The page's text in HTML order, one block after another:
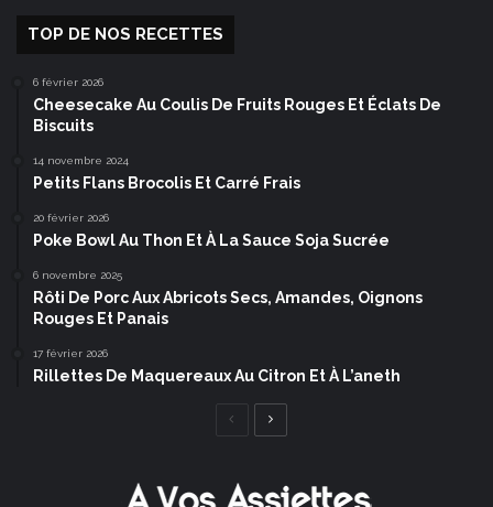
TOP DE NOS RECETTES
6 février 2026
Cheesecake Au Coulis De Fruits Rouges Et Éclats De
Biscuits
14 novembre 2024
Petits Flans Brocolis Et Carré Frais
20 février 2026
Poke Bowl Au Thon Et À La Sauce Soja Sucrée
6 novembre 2025
Rôti De Porc Aux Abricots Secs, Amandes, Oignons
Rouges Et Panais
17 février 2026
Rillettes De Maquereaux Au Citron Et À L’aneth
Page